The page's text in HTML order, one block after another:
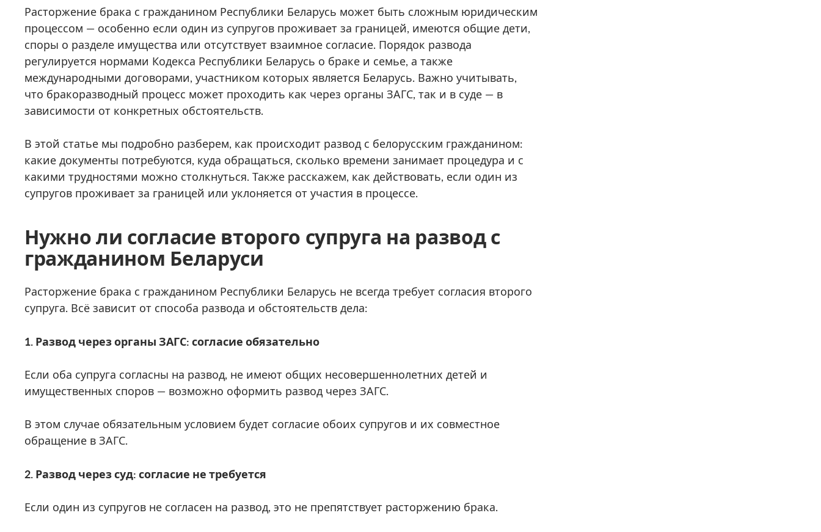
Расторжение брака с гражданином Республики Беларусь может быть сложным юридическим
процессом — особенно если один из супругов проживает за границей, имеются общие дети,
споры о разделе имущества или отсутствует взаимное согласие. Порядок развода
регулируется нормами Кодекса Республики Беларусь о браке и семье, а также
международными договорами, участником которых является Беларусь. Важно учитывать,
что бракоразводный процесс может проходить как через органы ЗАГС, так и в суде — в
зависимости от конкретных обстоятельств.
В этой статье мы подробно разберем, как происходит развод с белорусским гражданином:
какие документы потребуются, куда обращаться, сколько времени занимает процедура и с
какими трудностями можно столкнуться. Также расскажем, как действовать, если один из
супругов проживает за границей или уклоняется от участия в процессе.
Нужно ли согласие второго супруга на развод с
гражданином Беларуси
Расторжение брака с гражданином Республики Беларусь не всегда требует согласия второго
супруга. Всё зависит от способа развода и обстоятельств дела:
1. Развод через органы ЗАГС: согласие обязательно
Если оба супруга согласны на развод, не имеют общих несовершеннолетних детей и
имущественных споров — возможно оформить развод через ЗАГС.
В этом случае обязательным условием будет согласие обоих супругов и их совместное
обращение в ЗАГС.
2. Развод через суд: согласие не требуется
Если один из супругов не согласен на развод, это не препятствует расторжению брака.